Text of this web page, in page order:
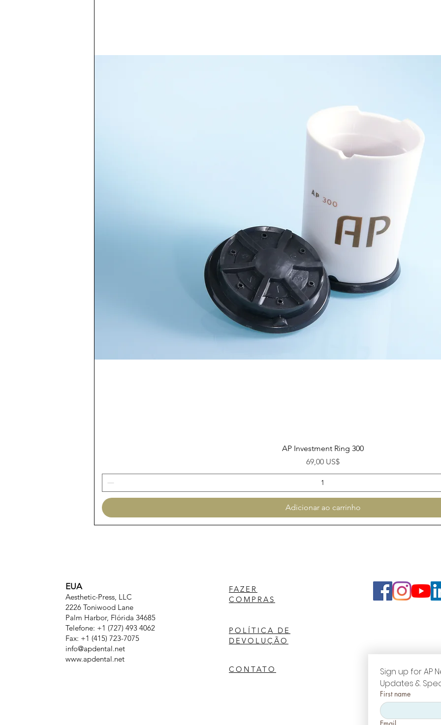
Visualização rápida
AP Investment Ring 300
Preço
69,00 US$
Adicionar ao carrinho
EUA
Aesthetic-Press, LLC
2226 Toniwood Lane
Palm Harbor, Flórida 34685
Telefone: +1 (727) 493 4062
Fax: +1 (415) 723-7075
info@apdental.net
www.apdental.net
FAZER
COMPRAS
POLÍTICA DE
DEVOLUÇÃO
CONTATO
Sign up for AP
Updates &
First name